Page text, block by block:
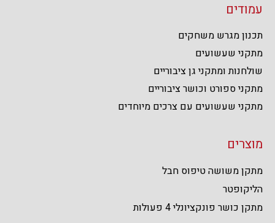
עמודים
תכנון מגרש משחקים
מתקני שעשועים
שולחנות ומתקני גן ציבוריים
מתקני ספורט וכושר ציבוריים
מתקני שעשועים עם צרכים מיוחדים
מוצרים
מתקן משושה טיפוס חבל
הליקופטר
מתקן כושר פונקציונלי 4 פעולות